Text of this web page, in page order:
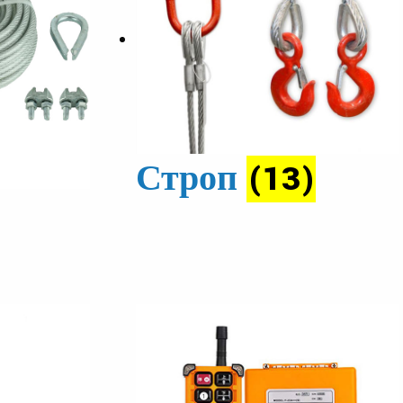
Строп (13)